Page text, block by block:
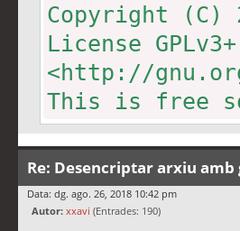
Copyright (C)
License
<http://
This is free
redistribute
There is NO
Home: ~/.gnupg
Re: Desencriptar arxiu
Data: dg. ago. 26, 2018 10:42 pm
Autor: xxavi (Entrades: 190)